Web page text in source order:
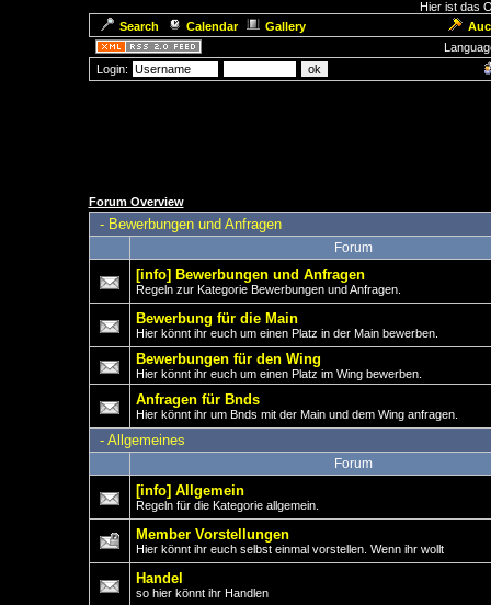
Hier ist das
Search
Calendar Gallery
Login:
Forum Overview
- Bewerbungen und Anfragen
Forum
[info] Bewerbungen und Anfragen
Regeln zur Kategorie Bewerbungen und Anfragen.
Bewerbung für die Main
Hier könnt ihr euch um einen Platz in der Main bewerben.
Bewerbungen für den Wing
Hier könnt ihr euch um einen Platz im Wing bewerben.
Anfragen für Bnds
Hier könnt ihr um Bnds mit der Main und dem Wing anfragen.
- Allgemeines
Forum
[info] Allgemein
Regeln für die Kategorie allgemein.
Member Vorstellungen
Hier könnt ihr euch selbst einmal vorstellen. Wenn ihr wollt
Handel
so hier könnt ihr Handlen